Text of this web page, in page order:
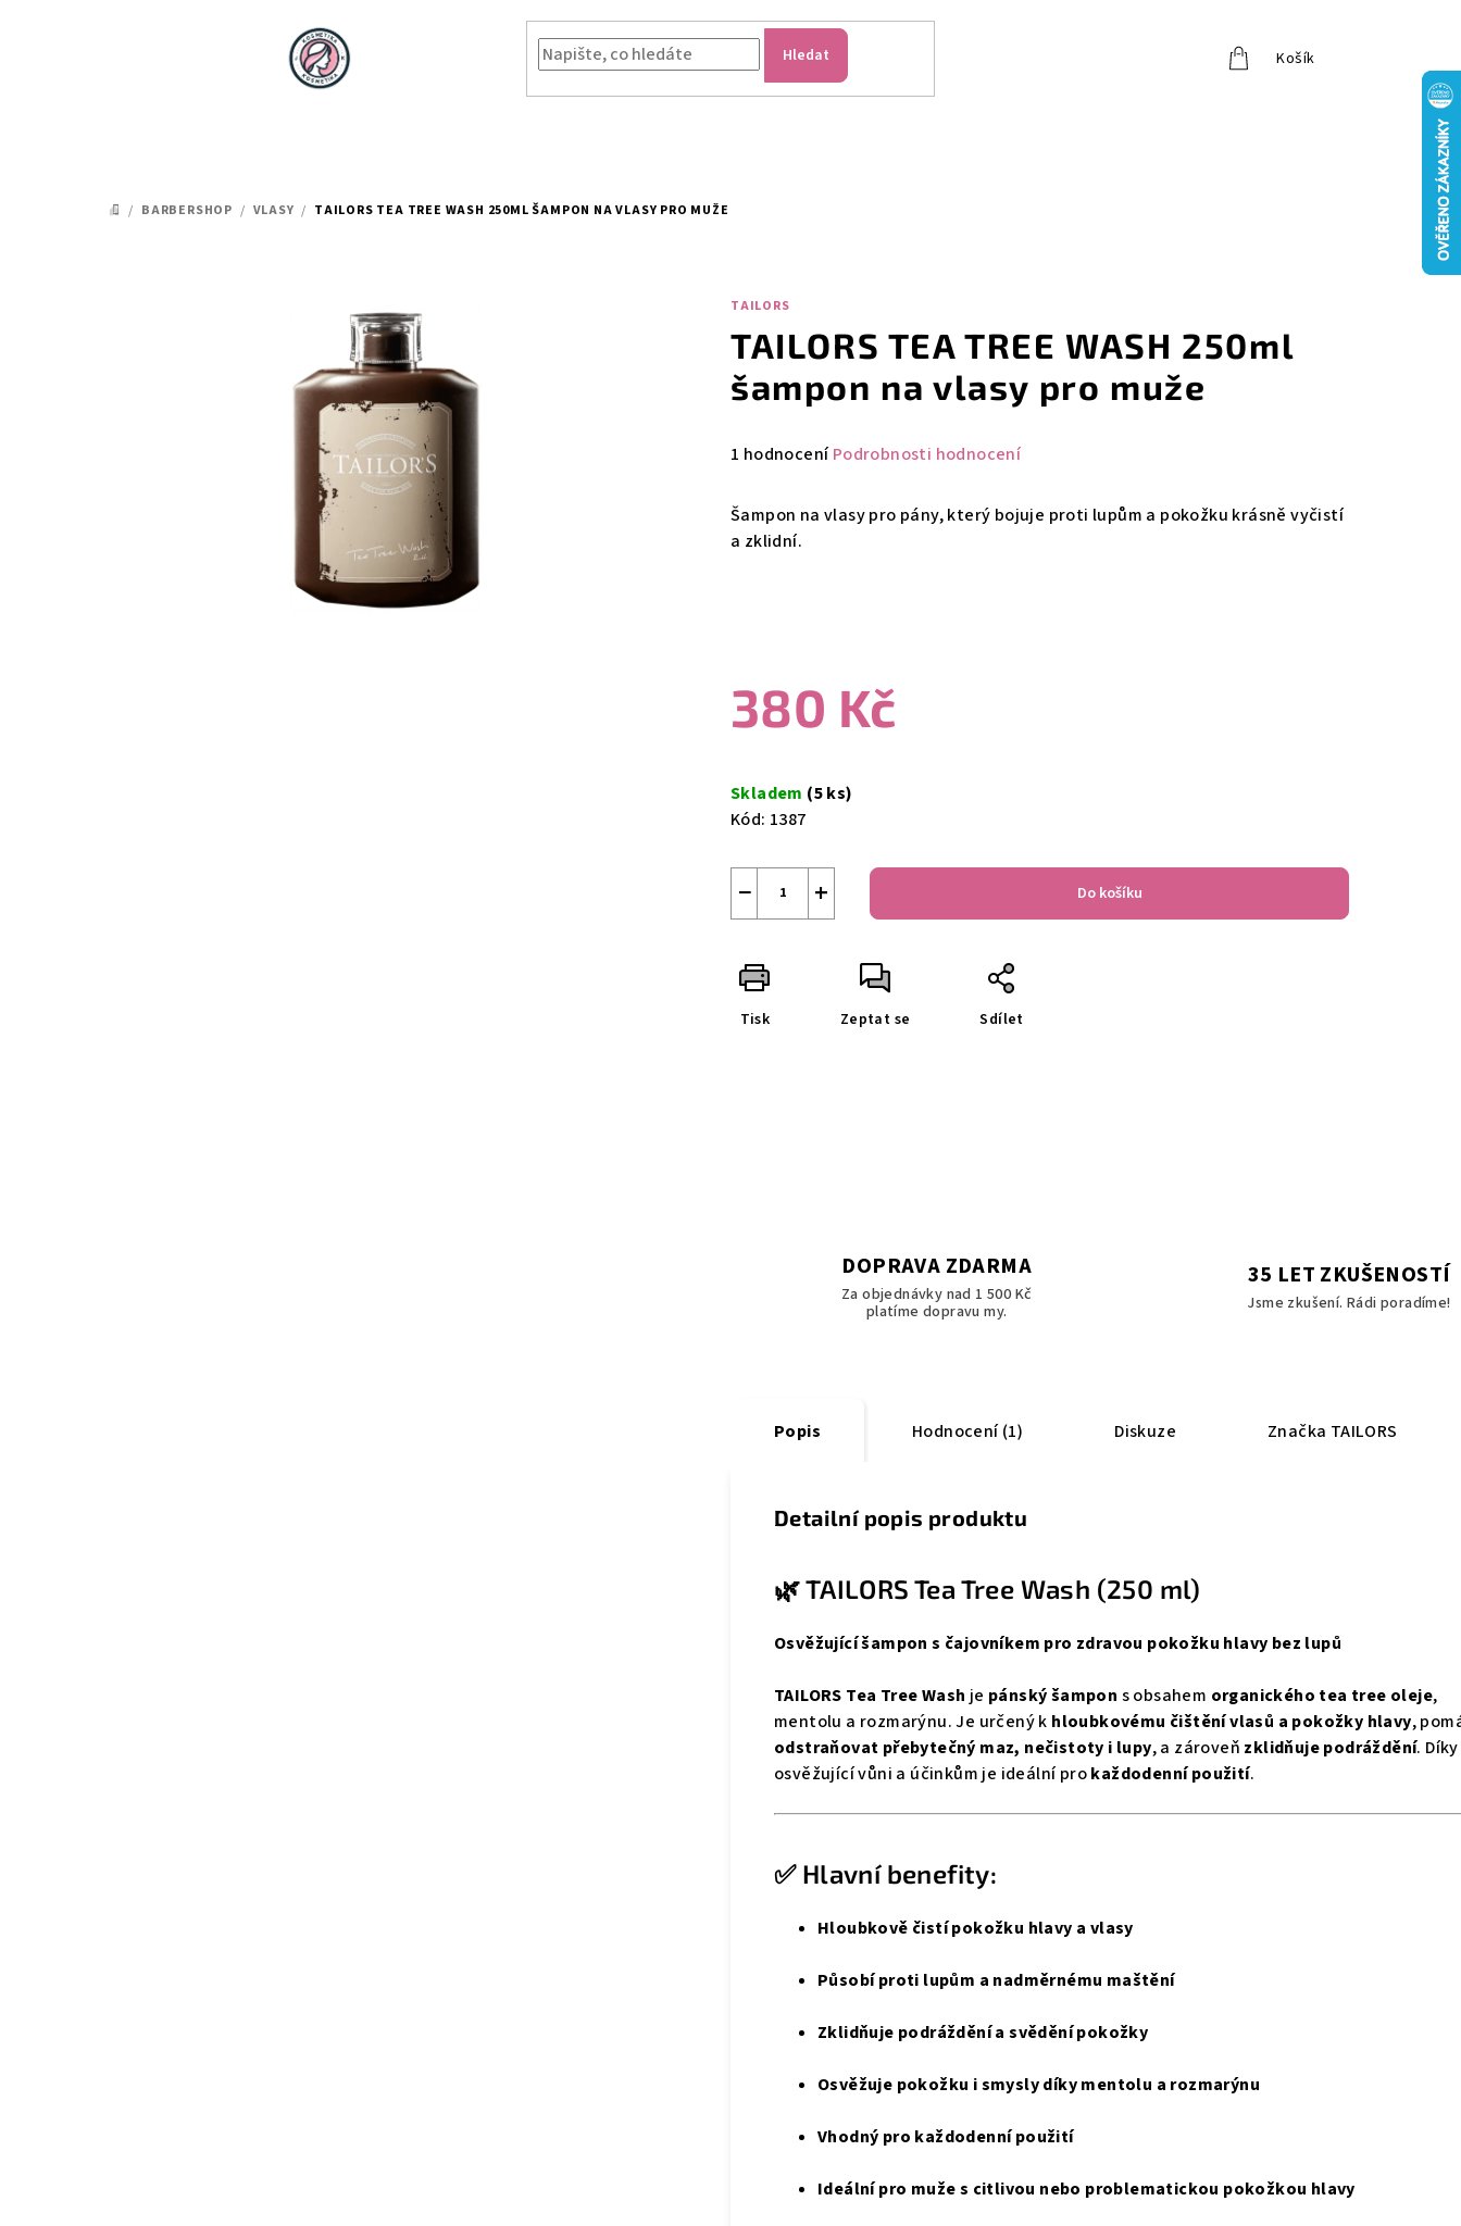
Hledat Košík
DOMŮ
/ BARBERSHOP / VLASY / TAILORS TEA TREE WASH 250ML ŠAMPON NA VLASY PRO MUŽE
TAILORS
TAILORS TEA TREE WASH 250ml
šampon na vlasy pro muže
Průměrné
produktu
1 hodnocení Podrobnosti hodnocení
Šampon na vlasy pro pány, který bojuje proti lupům a pokožku krásně vyčistí
a zklidní.
380 Kč
cena:
Skladem (5 ks)
Kód: 1387
+
− Do košíku
Tisk Zeptat se Sdílet
DOPRAVA ZDARMA
Za objednávky nad 1 500 Kč
platíme dopravu my.
35 LET ZKUŠENOSTÍ
Jsme zkušení. Rádi poradíme!
Popis Hodnocení (1) Diskuze Značka TAILORS
Detailní popis produktu
🌿 TAILORS Tea Tree Wash (250 ml)
Osvěžující šampon s čajovníkem pro zdravou pokožku hlavy bez lupů
TAILORS Tea Tree Wash je pánský šampon s obsahem organického tea tree oleje,
mentolu a rozmarýnu. Je určený k hloubkovému čištění vlasů a pokožky hlavy,
odstraňovat přebytečný maz, nečistoty i lupy, a zároveň zklidňuje podráždění.
osvěžující vůni a účinkům je ideální prokaždodenní použití.
✅ Hlavní benefity:
Hloubkově čistí pokožku hlavy a vlasy
Působí proti lupům a nadměrnému maštění
Zklidňuje podráždění a svědění pokožky
Osvěžuje pokožku i smysly díky mentolu a rozmarýnu
Vhodný pro každodenní použití
Ideální pro muže s citlivou nebo problematickou pokožkou hlavy